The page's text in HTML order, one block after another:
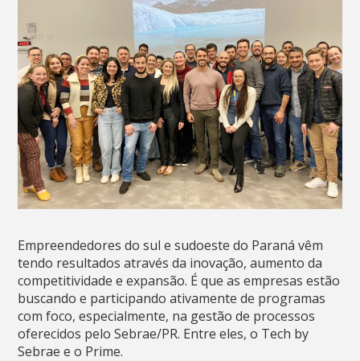
Empreendedores do sul e sudoeste do Paraná vêm
tendo resultados através da inovação, aumento da
competitividade e expansão. É que as empresas estão
buscando e participando ativamente de programas
com foco, especialmente, na gestão de processos
oferecidos pelo Sebrae/PR. Entre eles, o Tech by
Sebrae e o Prime.